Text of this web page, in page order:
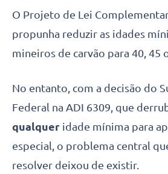
O Projeto de Lei
propunha reduzir as idades
mineiros de carvão para 40, 45
No entanto, com a decisão do
Federal na ADI 6309, que
qualquer idade mínima para
especial, o problema central
resolver deixou de existir.